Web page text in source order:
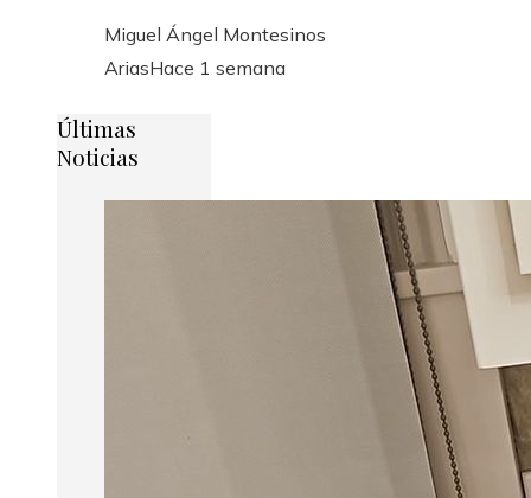
Miguel Ángel Montesinos
AriasHace 1 semana
Últimas
Noticias